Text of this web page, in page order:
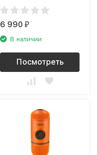
Tattoo WCCTTTYL
6 990₽
В наличии
Посмотреть